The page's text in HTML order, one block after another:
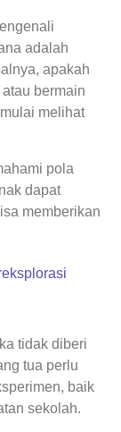
adalah
apakah
bermain
melihat
pola
dapat
memberikan
tidak diberi
tua perlu
baik
sekolah.